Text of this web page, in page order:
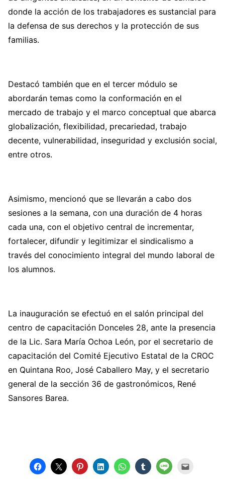
donde la acción de los trabajadores es sustancial para
la defensa de sus derechos y la protección de sus
familias.
Destacó también que en el tercer módulo se
abordarán temas como la conformación en el
mercado de trabajo y el marco conceptual que abarca
globalización, flexibilidad, precariedad, trabajo
decente, vulnerabilidad, inseguridad y exclusión social,
entre otros.
Asimismo, mencionó que se llevarán a cabo dos
sesiones a la semana, con una duración de 4 horas
cada una, con el objetivo central de incrementar,
fortalecer, difundir y legitimizar el sindicalismo a
través del conocimiento integral del mundo laboral de
los alumnos.
La inauguración se efectuó en el salón principal del
centro de capacitación Donceles 28, ante la presencia
de la Lic. Sara María Ochoa León, por el secretario de
capacitación del Comité Ejecutivo Estatal de la CROC
en Quintana Roo, José Caballero May, y el secretario
general de la sección 36 de gastronómicos, René
Sansores Barea.